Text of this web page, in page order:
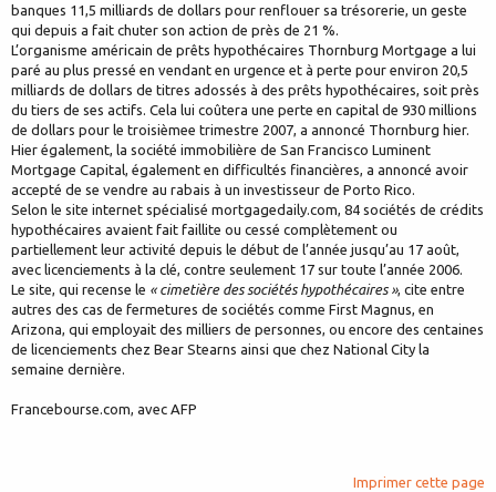
banques 11,5 milliards de dollars pour renflouer sa trésorerie, un geste
qui depuis a fait chuter son action de près de 21 %.
L’organisme américain de prêts hypothécaires Thornburg Mortgage a lui
paré au plus pressé en vendant en urgence et à perte pour environ 20,5
milliards de dollars de titres adossés à des prêts hypothécaires, soit près
du tiers de ses actifs. Cela lui coûtera une perte en capital de 930 millions
de dollars pour le troisièmee trimestre 2007, a annoncé Thornburg hier.
Hier également, la société immobilière de San Francisco Luminent
Mortgage Capital, également en difficultés financières, a annoncé avoir
accepté de se vendre au rabais à un investisseur de Porto Rico.
Selon le site internet spécialisé mortgagedaily.com, 84 sociétés de crédits
hypothécaires avaient fait faillite ou cessé complètement ou
partiellement leur activité depuis le début de l’année jusqu’au 17 août,
avec licenciements à la clé, contre seulement 17 sur toute l’année 2006.
Le site, qui recense le « cimetière des sociétés hypothécaires », cite entre
autres des cas de fermetures de sociétés comme First Magnus, en
Arizona, qui employait des milliers de personnes, ou encore des centaines
de licenciements chez Bear Stearns ainsi que chez National City la
semaine dernière.
Francebourse.com, avec AFP
Imprimer cette page